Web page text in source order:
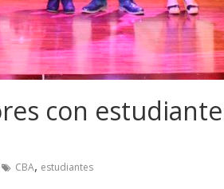
con
CBA, estudiantes